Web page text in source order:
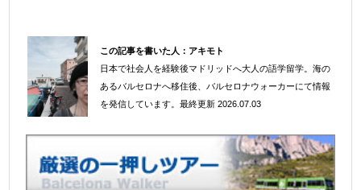
この記事を書いた人： アキモト
日本で社会人を経験後マドリッドへ大人の語学留学。海の
あるバルセロナへ移住後、バルセロナウォーカーにて情報
を発信しています。最終更新 2026.07.03